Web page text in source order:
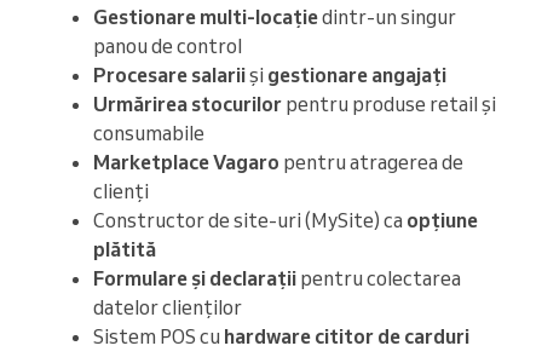
Gestionare multi-locațiedintr-un singur
panou de control
Procesare salariiși gestionare angajați
Urmărirea stocurilor pentru produse retail și
consumabile
Marketplace Vagaro pentru atragerea de
clienți
Constructor de site-uri (MySite) ca opțiune
plătită
Formulare și declarații pentru colectarea
datelor clienților
Sistem POS cu hardware cititor de carduri